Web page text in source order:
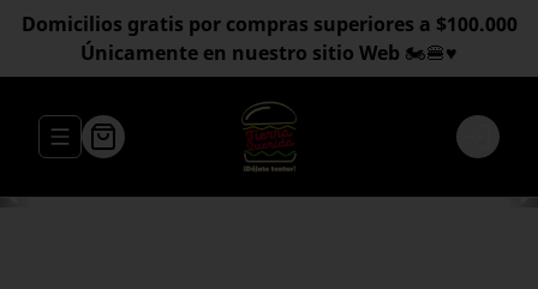
Domicilios gratis por compras superiores a $100.000
Únicamente en nuestro sitio Web 🏍️🍔♥️
Abrir menu de navegación Login